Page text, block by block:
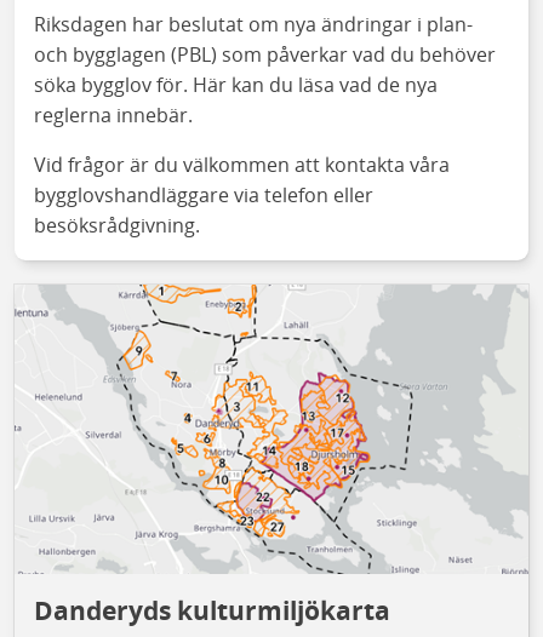
Riksdagen har beslutat om nya ändringar i plan-
och bygglagen (PBL) som påverkar vad du behöver
söka bygglov för. Här kan du läsa vad de nya
reglerna innebär.
Vid frågor är du välkommen att kontakta våra
bygglovshandläggare via telefon eller
besöksrådgivning.
Danderyds kulturmiljökarta